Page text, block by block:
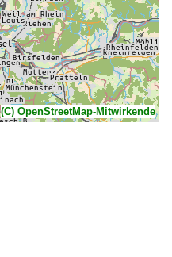
(C) OpenStreetMap-Mitwirkende